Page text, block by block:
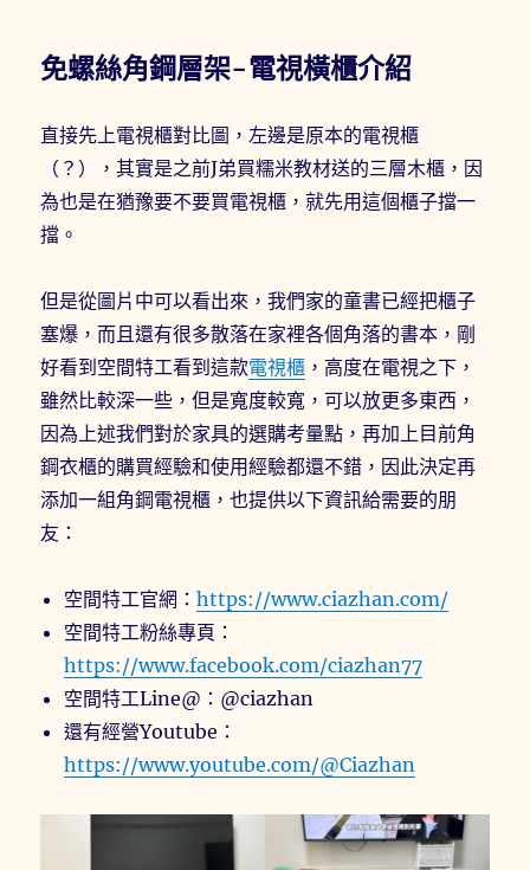
免螺絲角鋼層架-電視橫櫃介紹
直接先上電視櫃對比圖，左邊是原本的電視櫃
（？），其實是之前J弟買糯米教材送的三層木櫃，因
為也是在猶豫要不要買電視櫃，就先用這個櫃子擋一
擋。
但是從圖片中可以看出來，我們家的童書已經把櫃子
塞爆，而且還有很多散落在家裡各個角落的書本，剛
好看到空間特工看到這款電視櫃 ，高度在電視之下，
雖然比較深一些，但是寬度較寬，可以放更多東西，
因為上述我們對於家具的選購考量點，再加上目前角
鋼衣櫃的購買經驗和使用經驗都還不錯，因此決定再
添加一組角鋼電視櫃，也提供以下資訊給需要的朋
友：
空間特工官網：https://www.ciazhan.com/
空間特工粉絲專頁：
https://www.facebook.com/ciazhan77
空間特工Line@：@ciazhan
還有經營Youtube：
https://www.youtube.com/@Ciazhan